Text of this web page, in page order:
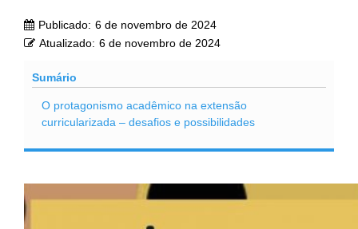
Publicado: 6 de novembro de 2024
Atualizado: 6 de novembro de 2024
Sumário
O protagonismo acadêmico na extensão
curricularizada – desafios e possibilidades